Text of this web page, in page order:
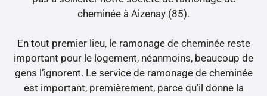
cheminée à Aizenay (85).
En tout premier lieu, le ramonage de cheminée reste
important pour le logement, néanmoins, beaucoup de
gens l’ignorent. Le service de ramonage de cheminée
est important, premièrement, parce qu’il donne la